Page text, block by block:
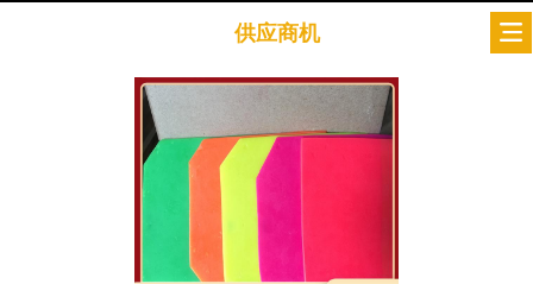
供应商机